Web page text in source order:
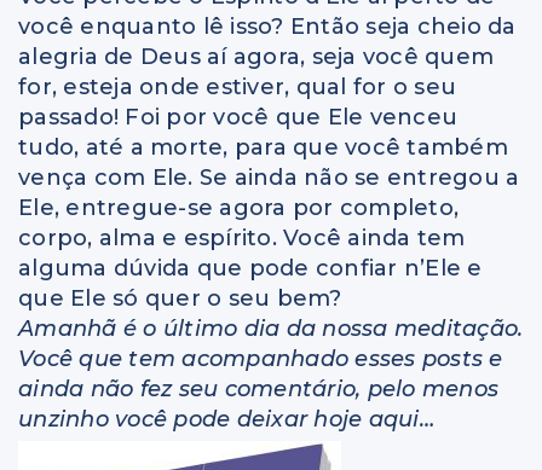
você enquanto lê isso? Então seja cheio da
alegria de Deus aí agora, seja você quem
for, esteja onde estiver, qual for o seu
passado! Foi por você que Ele venceu
tudo, até a morte, para que você também
vença com Ele. Se ainda não se entregou a
Ele, entregue-se agora por completo,
corpo, alma e espírito. Você ainda tem
alguma dúvida que pode confiar n’Ele e
que Ele só quer o seu bem?
Amanhã é o último dia da nossa meditação.
Você que tem acompanhado esses posts e
ainda não fez seu comentário, pelo menos
unzinho você pode deixar hoje aqui…